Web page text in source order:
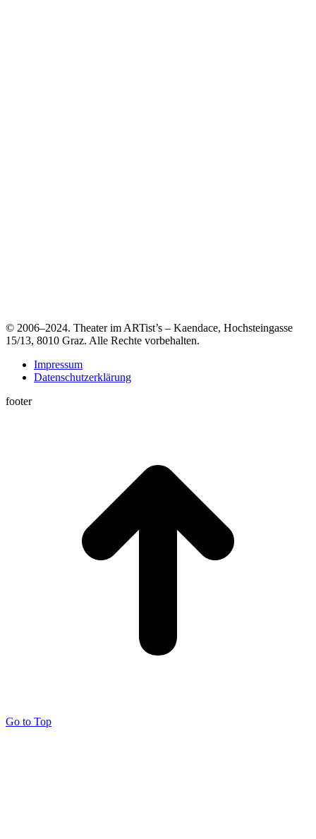
© 2006–2024. Theater im ARTist’s – Kaendace, Hochsteingasse
15/13, 8010 Graz. Alle Rechte vorbehalten.
Impressum
Datenschutzerklärung
footer
Go to Top